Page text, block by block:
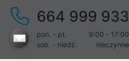
664 999 933
pon. - pt.
9:00 - 17:00
sob. - niedz.
nieczynne